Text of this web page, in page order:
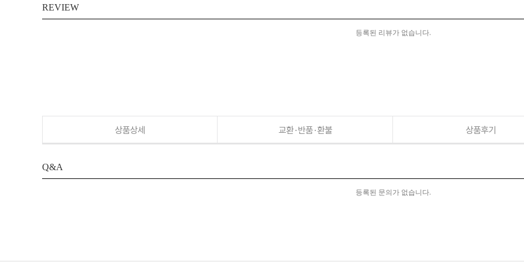
REVIEW
등록된 리뷰가 없습니다.
상품상세 교환·반품·환불 상품후기
Q&A
등록된 문의가 없습니다.